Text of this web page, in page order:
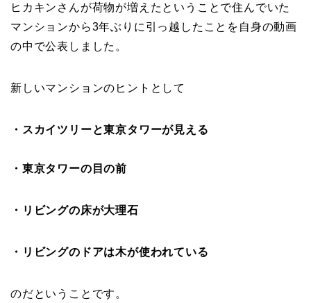
ヒカキンさんが荷物が増えたということで住んでいた
マンションから3年ぶりに引っ越したことを自身の動画
の中で公表しました。
新しいマンションのヒントとして
・スカイツリーと東京タワーが見える
・東京タワーの目の前
・リビングの床が大理石
・リビングのドアは木が使われている
のだということです。